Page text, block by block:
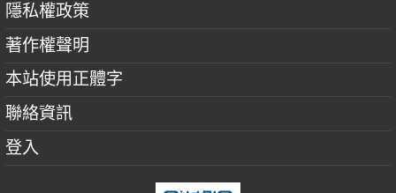
隱私權政策
著作權聲明
本站使用正體字
聯絡資訊
登入